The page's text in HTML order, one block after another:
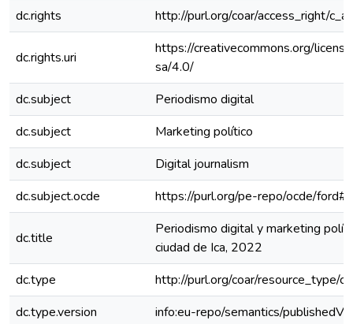
dc.rights
http://purl.org/coar/access_right/
dc.rights.uri
https://creativecommons.org/
sa/4.0/
dc.subject
Periodismo digital
dc.subject
Marketing político
dc.subject
Digital journalism
dc.subject.ocde
https://purl.org/pe-repo/ocde/
dc.title
Periodismo digital y marketing
ciudad de Ica, 2022
dc.type
http://purl.org/coar/resource_type/
dc.type.version
info:eu-repo/semantics/